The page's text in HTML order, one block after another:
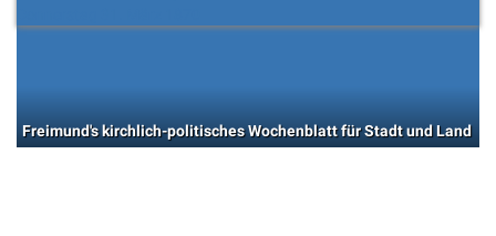
Freimund's kirchlich-politisches Wochenblatt für Stadt und Land